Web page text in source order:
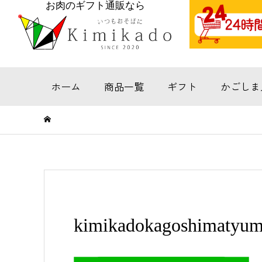
お肉のギフト通販なら
ホーム 商品一覧 ギフト かごし